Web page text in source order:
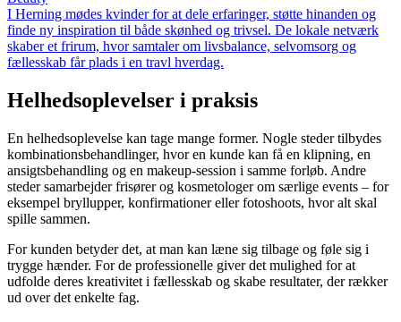
I Herning mødes kvinder for at dele erfaringer, støtte hinanden og
finde ny inspiration til både skønhed og trivsel. De lokale netværk
skaber et frirum, hvor samtaler om livsbalance, selvomsorg og
fællesskab får plads i en travl hverdag.
Helhedsoplevelser i praksis
En helhedsoplevelse kan tage mange former. Nogle steder tilbydes
kombinationsbehandlinger, hvor en kunde kan få en klipning, en
ansigtsbehandling og en makeup-session i samme forløb. Andre
steder samarbejder frisører og kosmetologer om særlige events – for
eksempel bryllupper, konfirmationer eller fotoshoots, hvor alt skal
spille sammen.
For kunden betyder det, at man kan læne sig tilbage og føle sig i
trygge hænder. For de professionelle giver det mulighed for at
udfolde deres kreativitet i fællesskab og skabe resultater, der rækker
ud over det enkelte fag.